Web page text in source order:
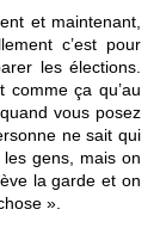
et maintenant,
c’est pour
les élections.
comme ça qu’au
vous posez
ne sait qui
gens, mais on
la garde et on
».